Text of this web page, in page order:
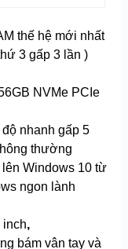
thế hệ mới nhất
3 gấp 3 lần )
NVMe PCIe
nhanh gấp 5
thường
Windows 10 từ
ngon lành
inch,
bám vân tay và